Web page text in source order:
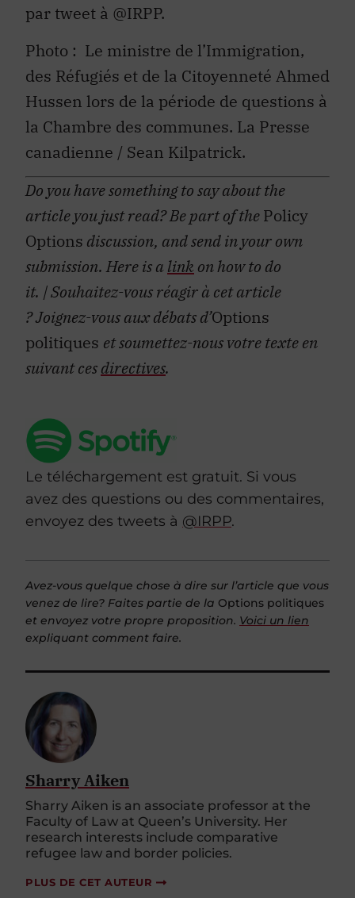
par tweet à @IRPP.
Photo : Le ministre de l’Immigration,
des Réfugiés et de la Citoyenneté Ahmed
Hussen lors de la période de questions à
la Chambre des communes. La Presse
canadienne / Sean Kilpatrick.
Do you have something to say about the
article you just read? Be part of thePolicy
Options discussion, and send in your own
submission. Here is alink on how to do
it. | Souhaitez-vous réagir à cet article
?Joignez-vous aux débats d’Options
politiques et soumettez-nous votre texte en
suivant cesdirectives.
Le téléchargement est gratuit. Si vous
avez des questions ou des commentaires,
envoyez des tweets à @IRPP.
Avez-vous quelque chose à dire sur l’article que vous
venez de lire? Faites partie de la Options politiques
et envoyez votre propre proposition. Voici un lien
expliquant comment faire.
Sharry Aiken
Sharry Aiken is an associate professor at the
Faculty of Law at Queen’s University. Her
research interests include comparative
refugee law and border policies.
PLUS DE CET AUTEUR